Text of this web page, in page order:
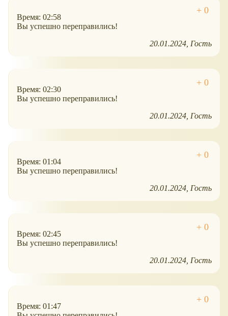
Время: 02:58
Вы успешно переправились!
20.01.2024 Гость
Время: 02:30
Вы успешно переправились!
20.01.2024 Гость
Время: 01:04
Вы успешно переправились!
20.01.2024 Гость
Время: 02:45
Вы успешно переправились!
20.01.2024 Гость
Время: 01:47